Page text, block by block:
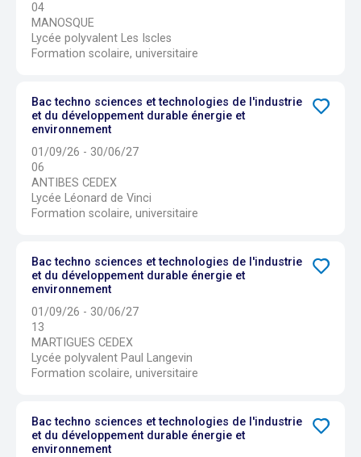
04
MANOSQUE
Lycée polyvalent Les Iscles
Formation scolaire, universitaire
Bac techno sciences et technologies de l'industrie
et du développement durable énergie et
environnement
01/09/26 - 30/06/27
06
ANTIBES CEDEX
Lycée Léonard de Vinci
Formation scolaire, universitaire
Bac techno sciences et technologies de l'industrie
et du développement durable énergie et
environnement
01/09/26 - 30/06/27
13
MARTIGUES CEDEX
Lycée polyvalent Paul Langevin
Formation scolaire, universitaire
Bac techno sciences et technologies de l'industrie
et du développement durable énergie et
environnement